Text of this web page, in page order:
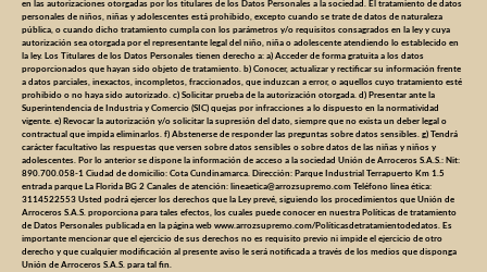
en las autorizaciones otorgadas por los titulares de los Datos Personales a la sociedad. El tratamiento de datos
personales de niños, niñas y adolescentes está prohibido, excepto cuando se trate de datos de naturaleza
pública, o cuando dicho tratamiento cumpla con los parámetros y/o requisitos consagrados en la ley y cuya
autorización sea otorgada por el representante legal del niño, niña o adolescente atendiendo lo establecido en
la ley. Los Titulares de los Datos Personales tienen derecho a: a) Acceder de forma gratuita a los datos
proporcionados que hayan sido objeto de tratamiento. b) Conocer, actualizar y rectificar su información frente
a datos parciales, inexactos, incompletos, fraccionados, que induzcan a error, o aquellos cuyo tratamiento esté
prohibido o no haya sido autorizado. c) Solicitar prueba de la autorización otorgada. d) Presentar ante la
Superintendencia de Industria y Comercio (SIC) quejas por infracciones a lo dispuesto en la normatividad
vigente. e) Revocar la autorización y/o solicitar la supresión del dato, siempre que no exista un deber legal o
contractual que impida eliminarlos. f) Abstenerse de responder las preguntas sobre datos sensibles. g) Tendrá
carácter facultativo las respuestas que versen sobre datos sensibles o sobre datos de las niñas y niños y
adolescentes. Por lo anterior se dispone la información de acceso a la sociedad Unión de Arroceros S.A.S.: Nit:
890.700.058-1 Ciudad de domicilio: Cota Cundinamarca. Dirección: Parque Industrial Terrapuerto Km 1.5
entrada parque La Florida BG 2 Canales de atención: lineaetica@arrozsupremo.com Teléfono línea ética:
3114522553 Usted podrá ejercer los derechos que la Ley prevé, siguiendo los procedimientos que Unión de
Arroceros S.A.S. proporciona para tales efectos, los cuales puede conocer en nuestra Políticas de tratamiento
de Datos Personales publicada en la página web www.arrozsupremo.com/Políticasdetratamientodedatos. Es
importante mencionar que el ejercicio de sus derechos no es requisito previo ni impide el ejercicio de otro
derecho y que cualquier modificación al presente aviso le será notificada a través de los medios que disponga
Unión de Arroceros S.A.S. para tal fin.